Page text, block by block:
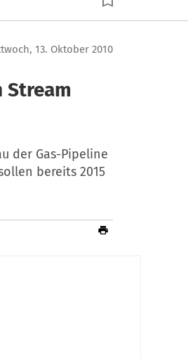
13. Oktober 2010
Stream
der Gas-Pipeline
bereits 2015